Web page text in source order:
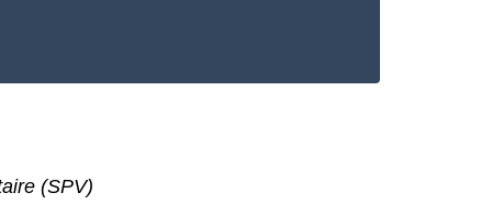
(SPV)